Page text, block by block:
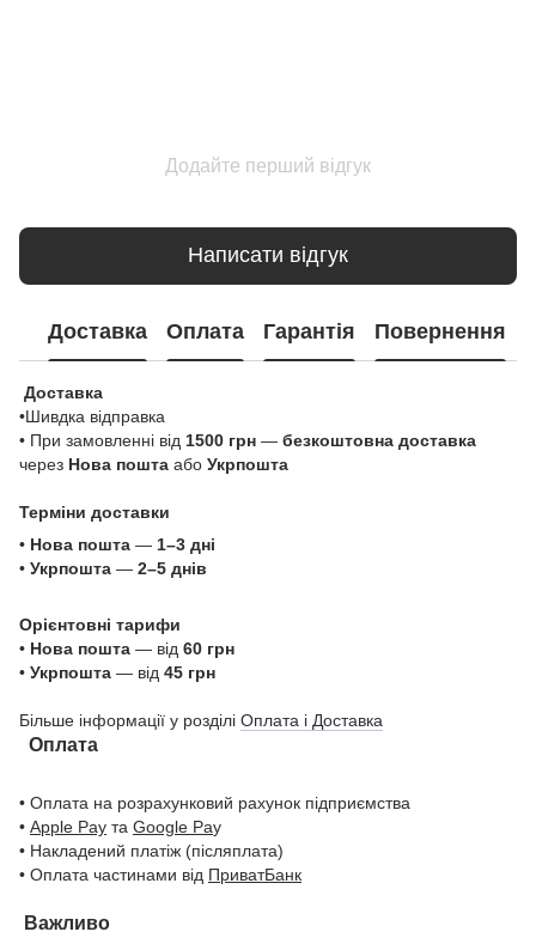
Додайте перший відгук
Написати відгук
Доставка Оплата Гарантія Повернення
Доставка
•Шивдка відправка
• При замовленні від 1500 грн — безкоштовна доставка
через Нова пошта або Укрпошта
Терміни доставки
• Нова пошта — 1–3 дні
• Укрпошта — 2–5 днів
Орієнтовні тарифи
• Нова пошта — від 60 грн
• Укрпошта — від 45 грн
Більше інформації у розділі Оплата і Доставка
Оплата
• Оплата на розрахунковий рахунок підприємства
• Apple Pay та Google Pay
• Накладений платіж (післяплата)
• Оплата частинами від ПриватБанк
Важливо